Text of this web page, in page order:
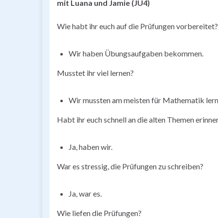
mit Luana und Jamie (JU4)
Wie habt ihr euch auf die Prüfungen vorbereitet?
Wir haben Übungsaufgaben bekommen.
Musstet ihr viel lernen?
Wir mussten am meisten für Mathematik
Habt ihr euch schnell an die alten Themen
Ja, haben wir.
War es stressig, die Prüfungen zu schreiben?
Ja, war es.
Wie liefen die Prüfungen?